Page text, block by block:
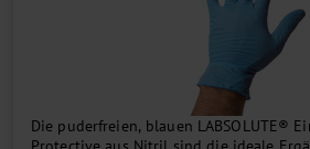
Die puderfreien, blauen LABSOLUTE®